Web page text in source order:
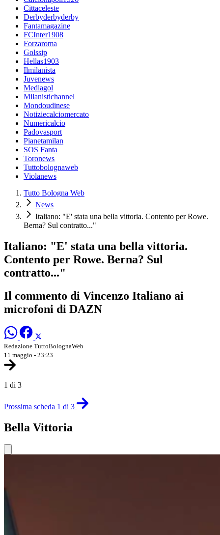
Cittaceleste
Derbyderbyderby
Fantamagazine
FCInter1908
Forzaroma
Golssip
Hellas1903
Ilmilanista
Juvenews
Mediagol
Milanistichannel
Mondoudinese
Notiziecalciomercato
Numericalcio
Padovasport
Pianetamilan
SOS Fanta
Toronews
Tuttobolognaweb
Violanews
Tutto Bologna Web
News
Italiano: "E' stata una bella vittoria. Contento per Rowe.
Berna? Sul contratto..."
Italiano: "E' stata una bella vittoria.
Contento per Rowe. Berna? Sul
contratto..."
Il commento di Vincenzo Italiano ai
microfoni di DAZN
Redazione TuttoBolognaWeb
11 maggio - 23:23
1 di 3
Prossima scheda 1 di 3
Bella Vittoria